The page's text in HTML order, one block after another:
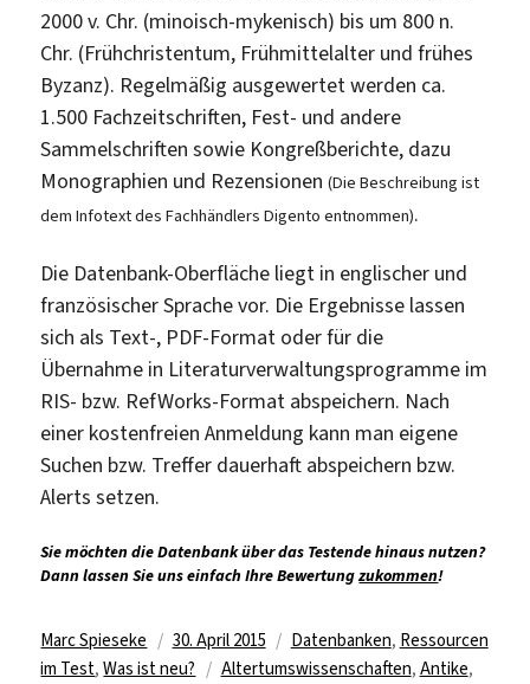
2000 v. Chr. (minoisch-mykenisch) bis um 800 n.
Chr. (Frühchristentum, Frühmittelalter und frühes
Byzanz). Regelmäßig ausgewertet werden ca.
1.500 Fachzeitschriften, Fest- und andere
Sammelschriften sowie Kongreßberichte, dazu
Monographien und Rezensionen(Die Beschreibung ist
dem Infotext des Fachhändlers Digento entnommen).
Die Datenbank-Oberfläche liegt in englischer und
französischer Sprache vor. Die Ergebnisse lassen
sich als Text-, PDF-Format oder für die
Übernahme in Literaturverwaltungsprogramme im
RIS- bzw. RefWorks-Format abspeichern. Nach
einer kostenfreien Anmeldung kann man eigene
Suchen bzw. Treffer dauerhaft abspeichern bzw.
Alerts setzen.
Sie möchten die Datenbank über das Testende hinaus nutzen?
Dann lassen Sie uns einfach Ihre Bewertungzukommen!
Autor
Marc Spieseke
Veröffentlicht
am
30. April 2015 Kategorien
Datenbanken, Ressourcen
im Test,Was ist neu? Schlagwörter
Altertumswissenschaften, Antike,